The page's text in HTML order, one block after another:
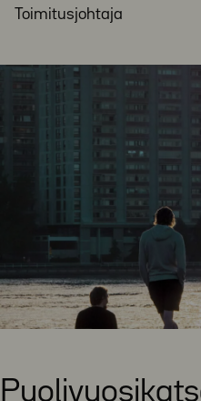
Toimitusjohtaja